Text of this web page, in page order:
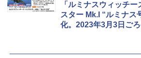
「ルミナスウィッチ
スター Mk.I “ルミナス
化。2023年3月3日ご